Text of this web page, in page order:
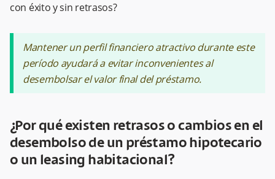
con éxito y sin retrasos? ​​ ​
Mantener un perfil financiero atractivo durante este
período ayudará a evitar inconvenientes al
desembolsar el valor final del préstamo.
¿Por qué existen retrasos o cambios en el
desembolso de un préstamo hipotecario
o un leasing habitacional?